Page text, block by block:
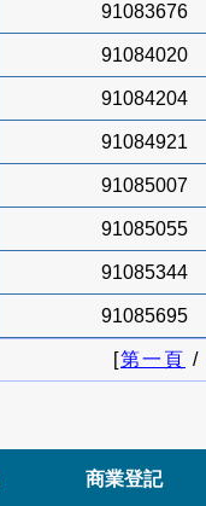
91083676
91084020
91084204
91084921
91085007
91085055
91085344
91085695
[第一頁 /
商業登記